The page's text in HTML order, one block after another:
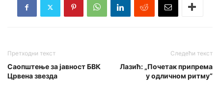
Претходни текст
Саопштење за јавност БВК
Црвена звезда
Следећи текст
Лазић: „Почетак припрема
у одличном ритму“